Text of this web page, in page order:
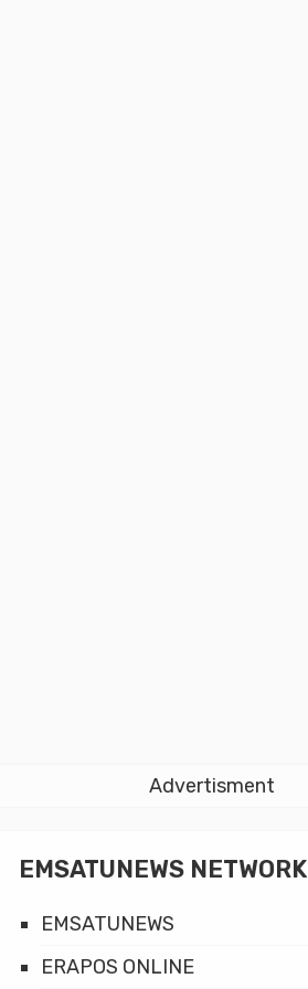
Advertisment
EMSATUNEWS NETWORK
EMSATUNEWS
ERAPOS ONLINE